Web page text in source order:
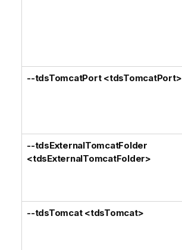
--tdsTomcatPort <tdsTomcatPort>
--tdsExternalTomcatFolder
<tdsExternalTomcatFolder>
--tdsTomcat <tdsTomcat>